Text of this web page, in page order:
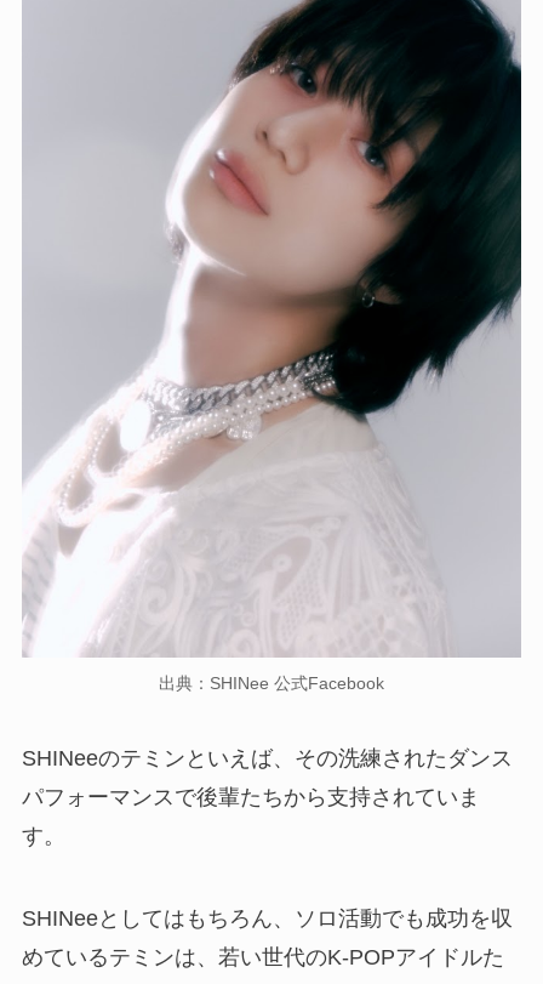
出典：SHINee 公式Facebook
SHINeeのテミンといえば、その洗練されたダンス
パフォーマンスで後輩たちから支持されていま
す。
SHINeeとしてはもちろん、ソロ活動でも成功を収
めているテミンは、若い世代のK-POPアイドルた